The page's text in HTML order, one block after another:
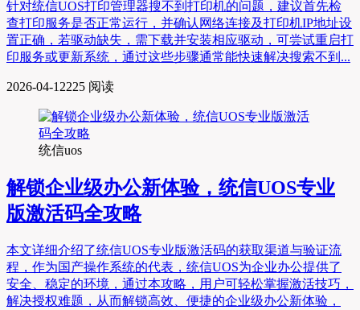
针对统信UOS打印管理器搜不到打印机的问题，建议首先检
查打印服务是否正常运行，并确认网络连接及打印机IP地址设
置正确，若驱动缺失，需下载并安装相应驱动，可尝试重启打
印服务或更新系统，通过这些步骤通常能快速解决搜索不到...
2026-04-12225 阅读
统信uos
解锁企业级办公新体验，统信UOS专业
版激活码全攻略
本文详细介绍了统信UOS专业版激活码的获取渠道与验证流
程，作为国产操作系统的代表，统信UOS为企业办公提供了
安全、稳定的环境，通过本攻略，用户可轻松掌握激活技巧，
解决授权难题，从而解锁高效、便捷的企业级办公新体验，